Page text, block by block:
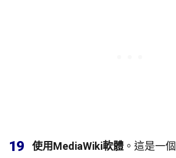
19 使用MediaWiki軟體 。這是一